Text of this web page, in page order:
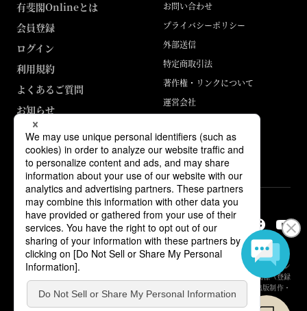
有斐閣Onlineとは
会員登録
ログイン
利用規約
よくあるご質問
お知らせ
お問い合わせ
プライバシーポリシー
外部送信
特定商取引法
著作権・リンクについて
運営会社
ABJマークは、この電子書店・電子書籍配信サービスが、著作権者からコン
テンツ使用許諾を得た正規版配信サービスであることを示す登録商標（登録
番号 第6091713号）です。詳しくは［ABJマーク］または［電子出版制作・
流通協議会］で検索してください。